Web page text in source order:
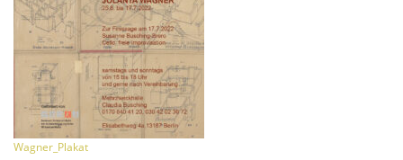
Wagner_Plakat